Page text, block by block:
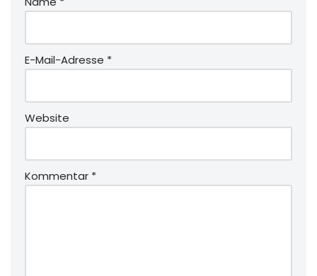
E-Mail-Adresse *
Website
Kommentar *